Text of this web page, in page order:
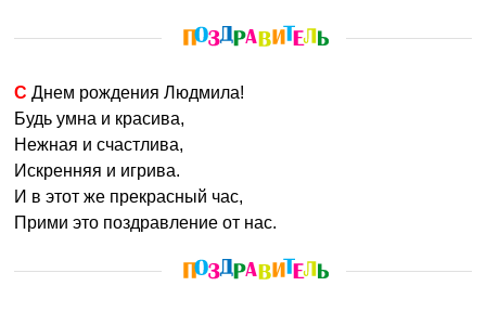
С Днем рождения Людмила!
Будь умна и красива,
Нежная и счастлива,
Искренняя и игрива.
И в этот же прекрасный час,
Прими это поздравление от нас.